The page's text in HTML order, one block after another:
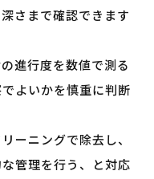
さまで確認できます
進行度を数値で測る
よいかを慎重に判断
ーニングで除去し、
管理を行う、と対応